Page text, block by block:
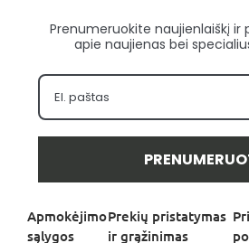
Prenumeruokite naujienlaiškį ir
apie naujienas bei
Apmokėjimo
sąlygos
Prekių pristatymas
ir grąžinimas